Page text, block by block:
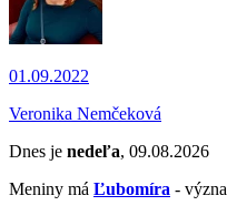
01.09.2022
Veronika Nemčeková
Dnes je nedeľa, 09.08.2026
Meniny má Ľubomíra -